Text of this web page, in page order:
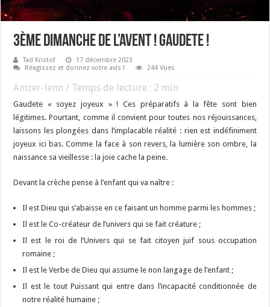
3ème dimanche de l’Avent ! Gaudete !
Tad Kristof
17 décembre 2023
Réagissez et donnez votre avis !
244 Vues
Amzer-lenn / Temps de lecture : 2 min
Gaudete « soyez joyeux » ! Ces préparatifs à la fête sont bien
légitimes. Pourtant, comme il convient pour toutes nos réjouissances,
laissons les plongées dans l’implacable réalité : rien est indéfiniment
joyeux ici bas. Comme la face à son revers, la lumière son ombre, la
naissance sa vieillesse : la joie cache la peine.
Devant la crèche pense à l’enfant qui va naître :
Il est Dieu qui s’abaisse en ce faisant un homme parmi les hommes ;
Il est le Co-créateur de l’univers qui se fait créature ;
Il est le roi de l’Univers qui se fait citoyen juif sous occupation
romaine ;
Il est le Verbe de Dieu qui assume le non langage de l’enfant ;
Il est le tout Puissant qui entre dans l’incapacité conditionnée de
notre réalité humaine ;